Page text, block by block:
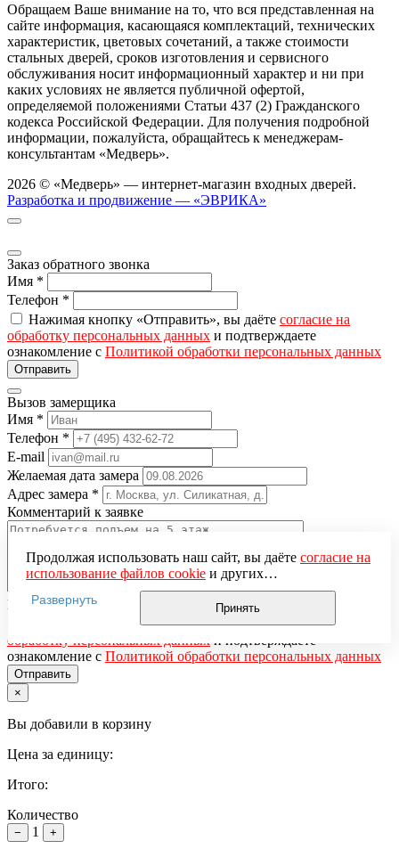
Обращаем Ваше внимание на то, что вся представленная на
сайте информация, касающаяся комплектаций, технических
характеристик, цветовых сочетаний, а также стоимости
стальных дверей, сроков изготовления и сервисного
обслуживания носит информационный характер и ни при
каких условиях не является публичной офертой,
определяемой положениями Статьи 437 (2) Гражданского
кодекса Российской Федерации. Для получения подробной
информации, пожалуйста, обращайтесь к менеджерам-
консультантам «Медверь».
2026 © «Медверь» — интернет-магазин входных дверей.
Разработка и продвижение — «ЭВРИКА»
Заказ обратного звонка
Имя *
Телефон *
Нажимая кнопку «Отправить», вы даёте согласие на
обработку персональных данных и подтверждаете
ознакомление с Политикой обработки персональных данных
Вызов замерщика
Имя *
Телефон *
E-mail
Желаемая дата замера
Адрес замера *
Комментарий к заявке
Понравившаяся модель
Нажимая кнопку «Отправить», вы даётесогласие на
обработку персональных данных и подтверждаете
ознакомление с Политикой обработки персональных данных
Продолжая использовать наш сайт, вы даёте согласие на
использование файлов cookieи других
пользовательских данных (включая IP-адрес, сведения о
местоположении, устройстве, действиях на сайте и т. п.)
для функционирования сайта, проведения
использования систем аналитики (например,
Яндекс.Метрика), в соответствии с нашей
Если вы не хотите, чтобы ваши данные обрабатывались,
настройте ограничения в браузере или покиньте сайт.
Развернуть
Принять
×
Вы добавили в корзину
Цена за единицу:
Итого:
Количество
− 1 +